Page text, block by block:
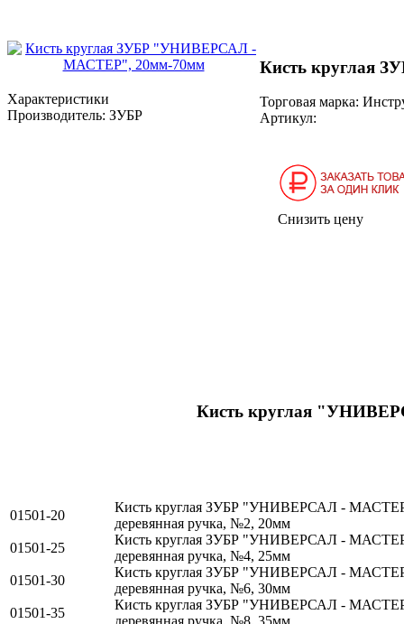
Характеристики
Производитель: ЗУБР
Кисть круглая
Торговая марка:
Артикул:
Снизить цену
Кисть круглая
01501-20
Кисть круглая ЗУБР "УНИВЕРСАЛ -
деревянная ручка, №2, 20мм
01501-25
Кисть круглая ЗУБР "УНИВЕРСАЛ -
деревянная ручка, №4, 25мм
01501-30
Кисть круглая ЗУБР "УНИВЕРСАЛ -
деревянная ручка, №6, 30мм
01501-35
Кисть круглая ЗУБР "УНИВЕРСАЛ -